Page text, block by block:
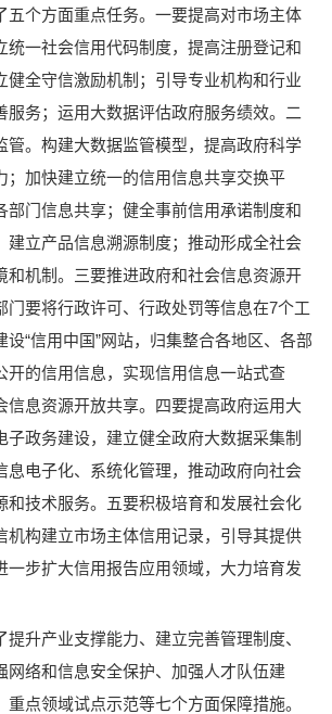
个方面重点任务。一要提高对市场主体
统一社会信用代码制度，提高注册登记和
健全守信激励机制；引导专业机构和行业
服务；运用大数据评估政府服务绩效。二
管。构建大数据监管模型，提高政府科学
；加快建立统一的信用信息共享交换平
部门信息共享；健全事前信用承诺制度和
建立产品信息溯源制度；推动形成全社会
和机制。三要推进政府和社会信息资源开
门要将行政许可、行政处罚等信息在7个工
“信用中国”网站，归集整合各地区、各部
开的信用信息，实现信用信息一站式查
信息资源开放共享。四要提高政府运用大
子政务建设，建立健全政府大数据采集制
息电子化、系统化管理，推动政府向社会
和技术服务。五要积极培育和发展社会化
机构建立市场主体信用记录，引导其提供
一步扩大信用报告应用领域，大力培育发
升产业支撑能力、建立完善管理制度、
网络和信息安全保护、加强人才队伍建
点领域试点示范等七个方面保障措施。